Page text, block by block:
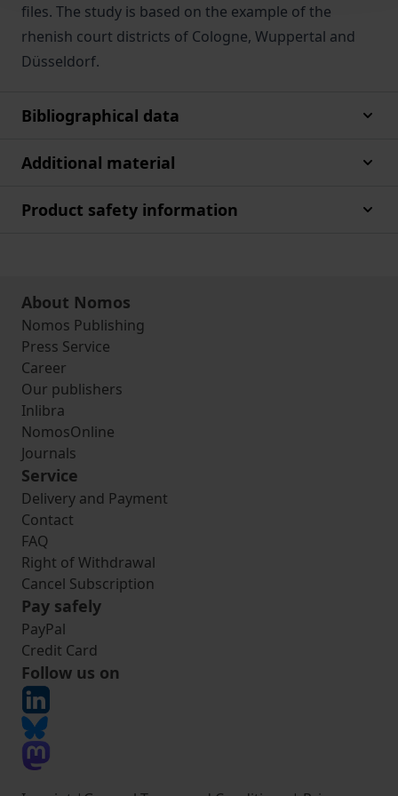
files. The study is based on the example of the
rhenish court districts of Cologne, Wuppertal and
Düsseldorf.
Bibliographical data
Additional material
Product safety information
About Nomos
Nomos Publishing
Press Service
Career
Our publishers
Inlibra
NomosOnline
Journals
Service
Delivery and Payment
Contact
FAQ
Right of Withdrawal
Cancel Subscription
Pay safely
PayPal
Credit Card
Follow us on